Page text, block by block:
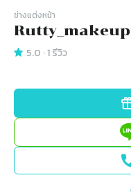
ช่างแต่งหน้า
Rutty_makeup
5.0 ·1รีวิว